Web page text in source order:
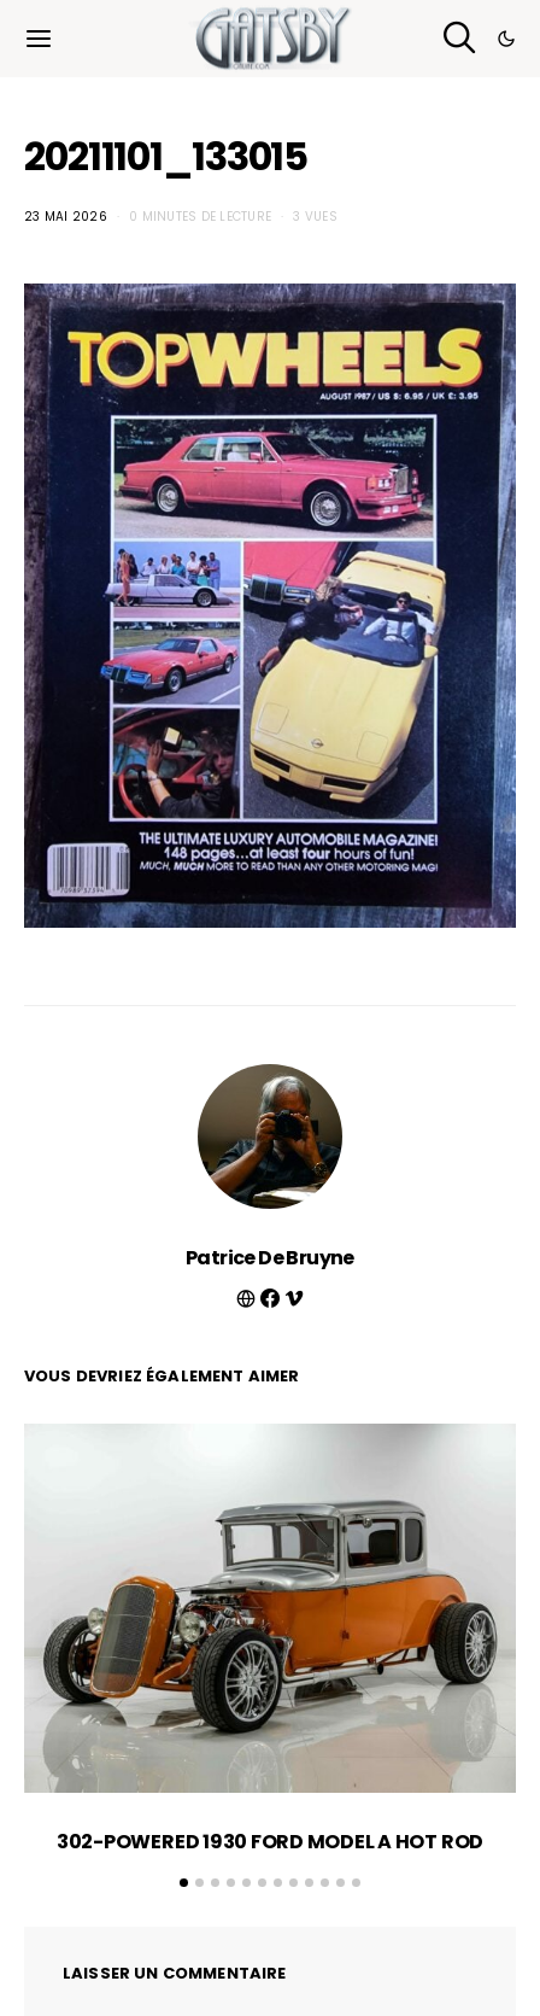
20211101_133015
23 MAI 2026 0 MINUTES DE LECTURE 3 VUES
Patrice De Bruyne
VOUS DEVRIEZ ÉGALEMENT AIMER
302-POWERED 1930 FORD MODEL A HOT ROD
LAISSER UN COMMENTAIRE
Cookies management panel